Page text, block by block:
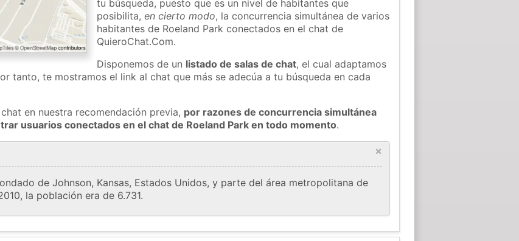
tu búsqueda, puesto que es un nivel de habitantes que
posibilita,en cierto modo, la concurrencia simultánea de varios
habitantes de Roeland Park conectados en el chat de
QuieroChat.Com.
Disponemos de un listado de salas de chat, el cual adaptamos
tanto, te mostramos el link al chat que más se adecúa a tu búsqueda en cada
en nuestra recomendación previa, por razones de concurrencia simultánea
usuarios conectados en el chat de Roeland Park en todo momento.
×
de Johnson, Kansas, Estados Unidos, y parte del área metropolitana de
la población era de 6.731.